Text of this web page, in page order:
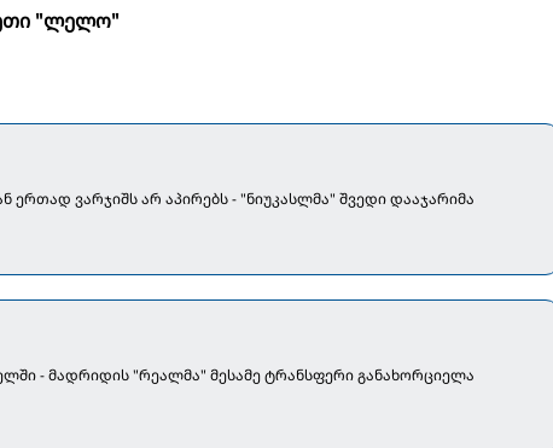
"ლელო"
ერთად ვარჯიშს არ აპირებს - "ნიუკასლმა" შვედი დააჯარიმა
- მადრიდის "რეალმა" მესამე ტრანსფერი განახორციელა